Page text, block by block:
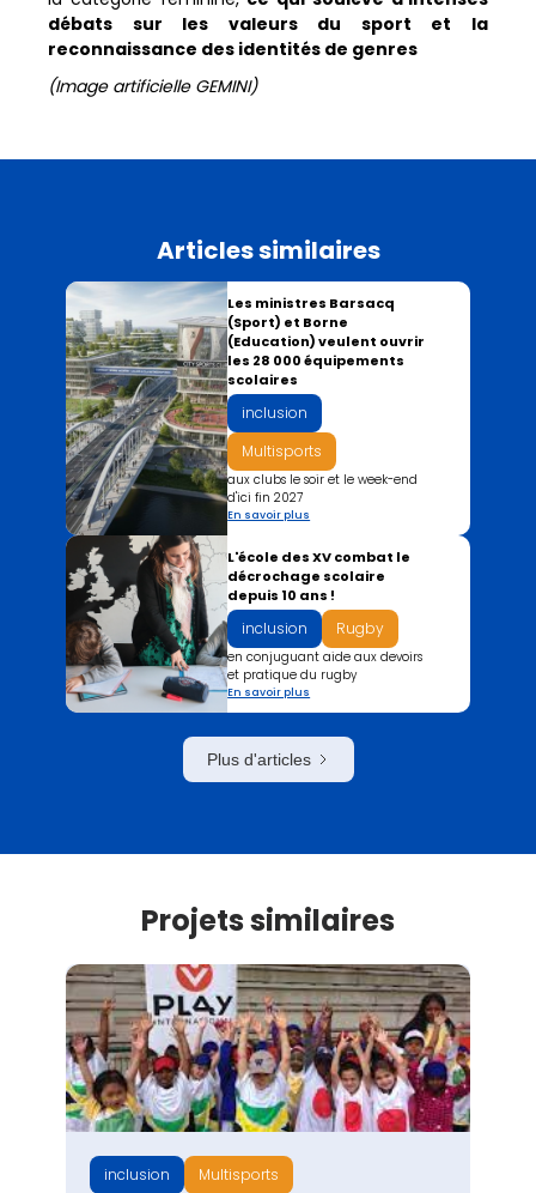
débats sur les valeurs du sport et la
reconnaissance des identités de genres
(Image artificielle GEMINI)
Articles similaires
Les ministres Barsacq
(Sport) et Borne
(Education) veulent ouvrir
les 28 000 équipements
scolaires
inclusion
Multisports
aux clubs le soir et le week-end
d'ici fin 2027
En savoir plus
L'école des XV combat le
décrochage scolaire
depuis 10 ans !
inclusion Rugby
en conjuguant aide aux devoirs
et pratique du rugby
En savoir plus
Plus d'articles
Projets similaires
inclusion Multisports